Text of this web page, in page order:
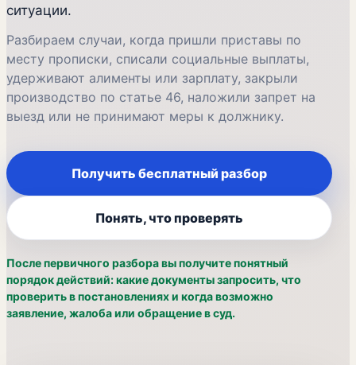
ситуации.
Разбираем случаи, когда пришли приставы по
месту прописки, списали социальные выплаты,
удерживают алименты или зарплату, закрыли
производство по статье 46, наложили запрет на
выезд или не принимают меры к должнику.
Получить бесплатный разбор
Понять, что проверять
После первичного разбора вы получите понятный
порядок действий: какие документы запросить, что
проверить в постановлениях и когда возможно
заявление, жалоба или обращение в суд.